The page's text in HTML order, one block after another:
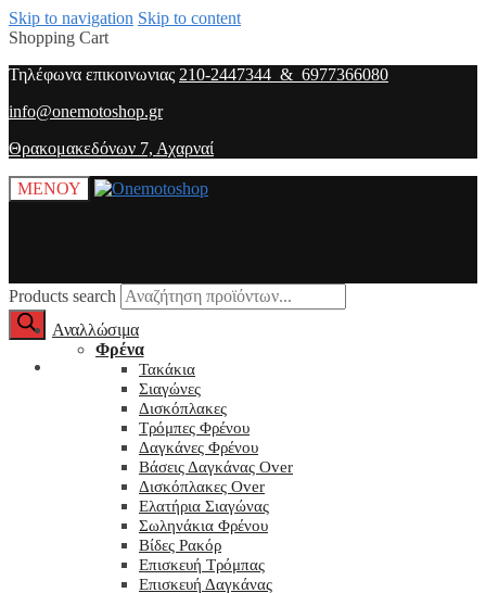
Skip to navigation Skip to content
Shopping Cart
Τηλέφωνα επικοινωνιας 210-2447344 & 6977366080
info@onemotoshop.gr
Θρακομακεδόνων 7, Αχαρναί
ΜΕΝΟΥ
Products search
O λογαριασμός μου
Αναλλώσιμα
Φρένα
Τακάκια
Σιαγώνες
Δισκόπλακες
Τρόμπες Φρένου
Δαγκάνες Φρένου
Βάσεις Δαγκάνας Over
Δισκόπλακες Over
Ελατήρια Σιαγώνας
Σωληνάκια Φρένου
Βίδες Ρακόρ
Επισκευή Τρόμπας
Επισκευή Δαγκάνας